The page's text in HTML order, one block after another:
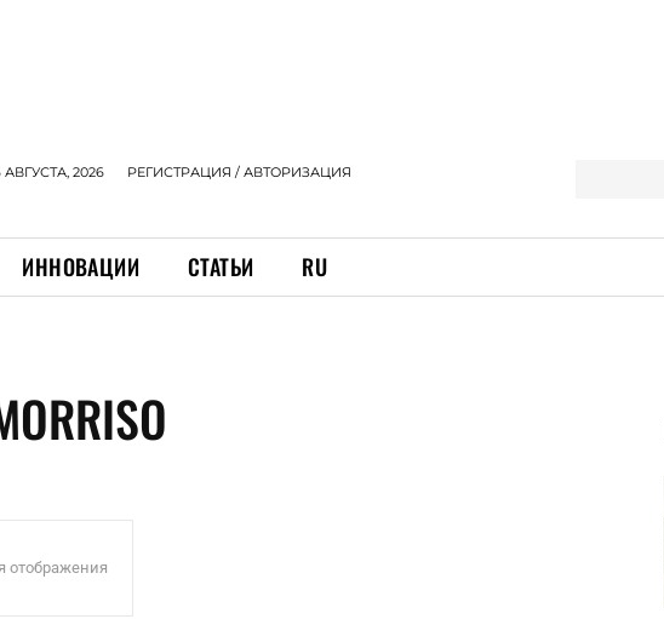
АВГУСТА, 2026 РЕГИСТРАЦИЯ / АВТОРИЗАЦИЯ
ИННОВАЦИИ СТАТЬИ RU
отображения